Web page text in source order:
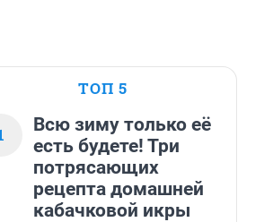
ТОП 5
Всю зиму только её
есть будете! Три
потрясающих
рецепта домашней
кабачковой икры